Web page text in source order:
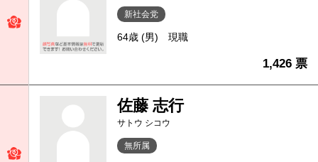
新社会党
64歳 (男) 現職
1,426 票
佐藤 志行
サトウ シコウ
無所属